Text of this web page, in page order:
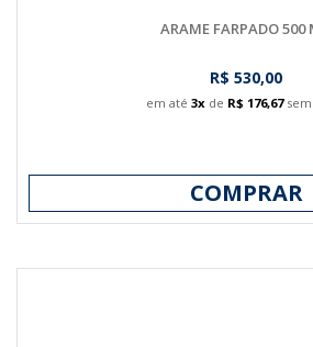
ARAME FARPADO 500
R$ 530,00
em até 3x de R$ 176,67
COMPRAR